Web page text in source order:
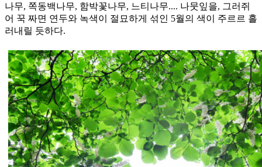
나무, 쪽동백나무, 함박꽃나무, 느티나무.... 나뭇잎을, 그러쥐
어 꾹 짜면 연두와 녹색이 절묘하게 섞인 5월의 색이 주르르 흘
러내릴 듯하다.